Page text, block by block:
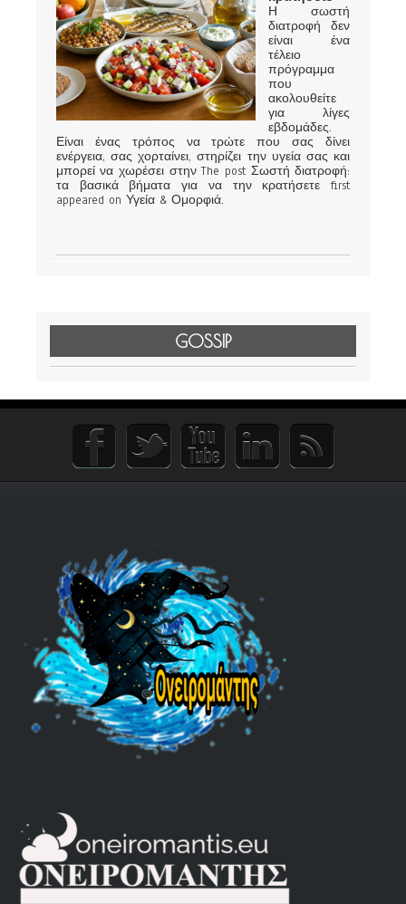
Η σωστή
διατροφή δεν
είναι ένα
τέλειο
πρόγραμμα
που
ακολουθείτε
για λίγες
εβδομάδες.
Είναι ένας τρόπος να τρώτε που σας δίνει
ενέργεια, σας χορταίνει, στηρίζει την υγεία σας και
μπορεί να χωρέσει στην The post Σωστή διατροφή:
τα βασικά βήματα για να την κρατήσετε first
appeared on Υγεία & Ομορφιά.
GOSSIP